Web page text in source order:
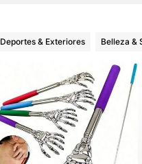
Deportes & Exteriores Belleza &